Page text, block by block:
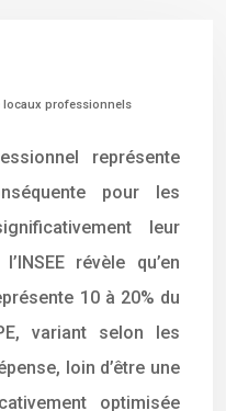
locaux professionnels
représente
pour les
leur
révèle qu’en
10 à 20% du
variant selon les
loin d’être une
optimisée